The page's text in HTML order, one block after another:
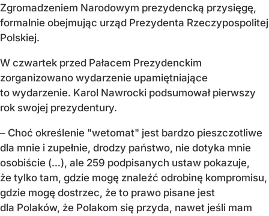
Zgromadzeniem Narodowym prezydencką przysięgę,
formalnie obejmując urząd Prezydenta Rzeczypospolitej
Polskiej.
W czwartek przed Pałacem Prezydenckim
zorganizowano wydarzenie upamiętniające
to wydarzenie. Karol Nawrocki podsumował pierwszy
rok swojej prezydentury.
– Choć określenie "wetomat" jest bardzo pieszczotliwe
dla mnie i zupełnie, drodzy państwo, nie dotyka mnie
osobiście (…), ale 259 podpisanych ustaw pokazuje,
że tylko tam, gdzie mogę znaleźć odrobinę kompromisu,
gdzie mogę dostrzec, że to prawo pisane jest
dla Polaków, że Polakom się przyda, nawet jeśli mam